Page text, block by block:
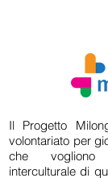
Il Progetto
volontariato per
che vogliono
interculturale di